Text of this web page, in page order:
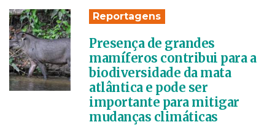
Reportagens
Presença de grandes
mamíferos contribui para a
biodiversidade da mata
atlântica e pode ser
importante para mitigar
mudanças climáticas